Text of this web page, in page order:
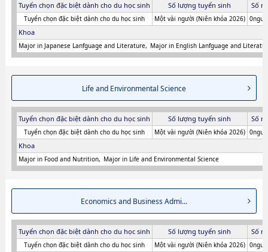
Tuyển chọn đặc biệt dành cho du học sinh Số lượng tuyển sinh Số
Tuyển chọn đặc biệt dành cho du học sinh Một vài người (Niên khóa 2026)
Khoa
Major in Japanese Lanfguage and Literature Major in English Lanfguage and
Life and Environmental Science
Tuyển chọn đặc biệt dành cho du học sinh Số lượng tuyển sinh Số
Tuyển chọn đặc biệt dành cho du học sinh Một vài người (Niên khóa 2026)
Khoa
Major in Food and Nutrition Major in Life and Environmental Science
Economics and Business Admi...
Tuyển chọn đặc biệt dành cho du học sinh Số lượng tuyển sinh Số
Tuyển chọn đặc biệt dành cho du học sinh Một vài người (Niên khóa 2026)